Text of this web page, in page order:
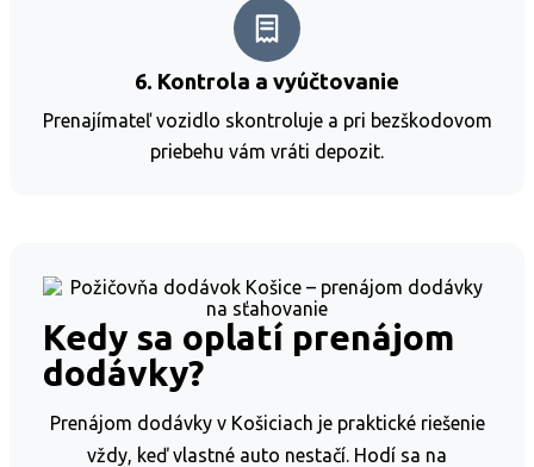
6. Kontrola a vyúčtovanie
Prenajímateľ vozidlo skontroluje a pri bezškodovom
priebehu vám vráti depozit.
Kedy sa oplatí prenájom
dodávky?
Prenájom dodávky v Košiciach je praktické riešenie
vždy, keď vlastné auto nestačí. Hodí sa na